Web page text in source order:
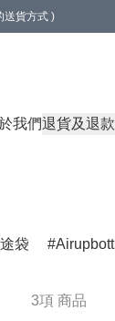
送貨方式 )
我們退貨及退
袋
3項 商品